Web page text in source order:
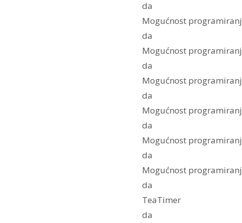
da
Mogućnost
da
Mogućnost
da
Mogućnost
da
Mogućnost
da
Mogućnost
da
Mogućnost
da
TeaTimer
da